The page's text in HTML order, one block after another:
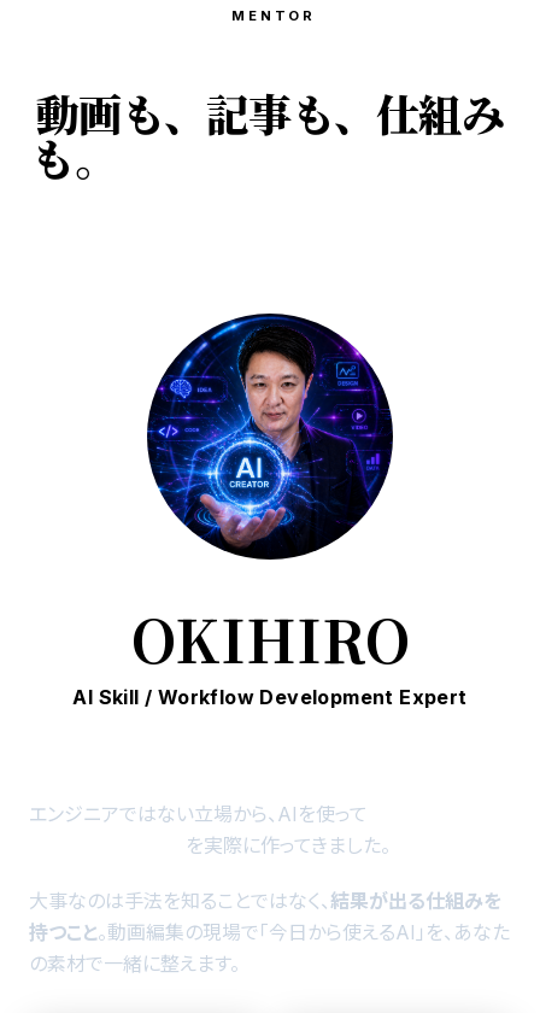
MENTOR
動画も、記事も、仕組み
も。 AIで作ってきた人間
OKIHIRO
AI Skill / Workflow Development Expert
エンジニアではない立場から、AIを使って
を実際に作ってきました。
大事なのは手法を知ることではなく、 結果が出る仕組みを
持つこと。動画編集の現場で「今日から使えるAI」を、あなた
の素材で一緒に整えます。